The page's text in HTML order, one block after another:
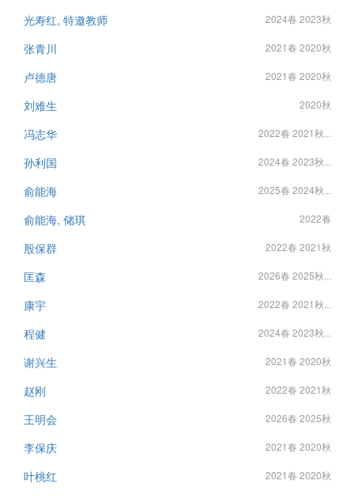
光寿红, 特邀教师 2024春 2023秋
张青川 2021春 2020秋
卢德唐 2021春 2020秋
刘难生 2020秋
冯志华 2022春 2021秋...
孙利国 2024春 2023秋...
俞能海 2025春 2024秋...
俞能海, 储琪 2022春
殷保群 2022春 2021秋
匡森 2026春 2025秋...
康宇 2022春 2021秋...
程健 2024春 2023秋...
谢兴生 2021春 2020秋
赵刚 2022春 2021秋
王明会 2026春 2025秋
李保庆 2021春 2020秋
叶桃红 2021春 2020秋